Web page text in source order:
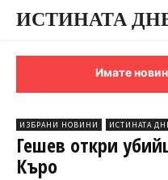
ИСТИНАТА
Имате новина
ИЗБРАНИ НОВИНИ ИСТИНАТА
Гешев откри
Къро